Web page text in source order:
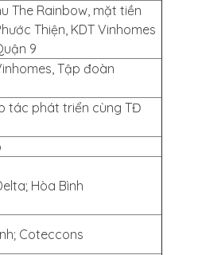
The Rainbow, mặt tiền
Thiện, KDT Vinhomes
9
Tập đoàn
tác phát triển cùng TĐ
Hòa Bình
Coteccons